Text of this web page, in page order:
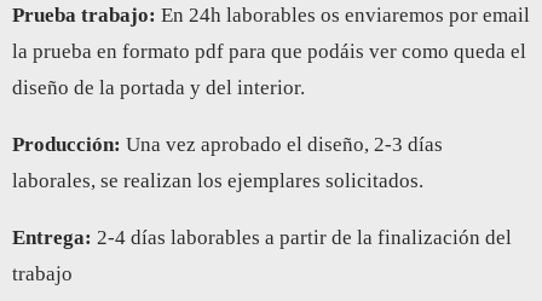
Prueba trabajo: En 24h laborables os enviaremos por email
la prueba en formato pdf para que podáis ver como queda el
diseño de la portada y del interior.
Producción: Una vez aprobado el diseño, 2-3 días
laborales, se realizan los ejemplares solicitados.
Entrega: 2-4 días laborables a partir de la finalización del
trabajo